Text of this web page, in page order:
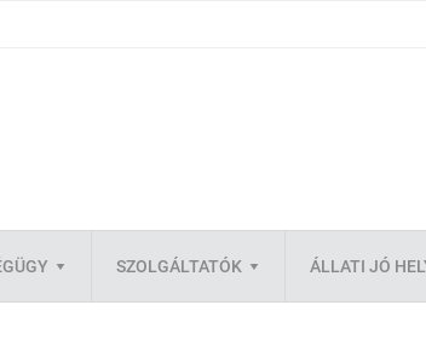
SZOLGÁLTATÓK ÁLLATI JÓ